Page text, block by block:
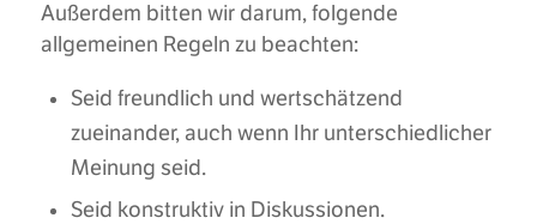
Außerdem bitten wir darum, folgende
allgemeinen Regeln zu beachten:
Seid freundlich und wertschätzend
zueinander, auch wenn Ihr unterschiedlicher
Meinung seid.
Seid konstruktiv in Diskussionen.